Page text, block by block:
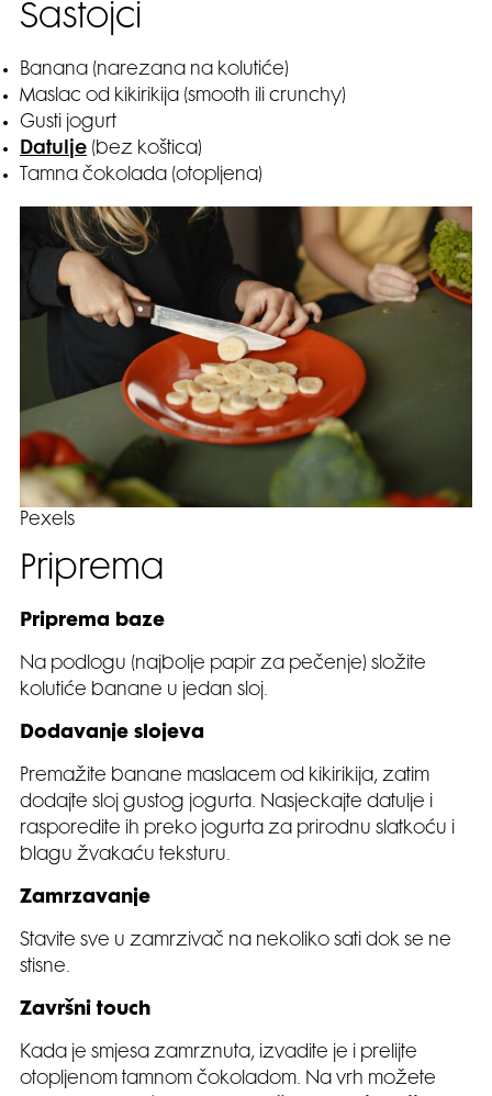
Sastojci
Banana (narezana na kolutiće)
Maslac od kikirikija (smooth ili crunchy)
Gusti jogurt
Datulje (bez koštica)
Tamna čokolada (otopljena)
Pexels
Priprema
Priprema baze
Na podlogu (najbolje papir za pečenje) složite
kolutiće banane u jedan sloj.
Dodavanje slojeva
Premažite banane maslacem od kikirikija, zatim
dodajte sloj gustog jogurta. Nasjeckajte datulje i
rasporedite ih preko jogurta za prirodnu slatkoću i
blagu žvakaću teksturu.
Zamrzavanje
Stavite sve u zamrzivač na nekoliko sati dok se ne
stisne.
Završni touch
Kada je smjesa zamrznuta, izvadite je i prelijte
otopljenom tamnom čokoladom. Na vrh možete